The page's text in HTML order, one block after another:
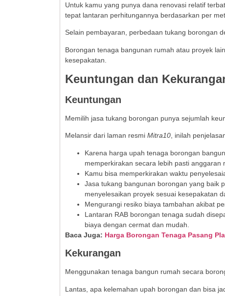
Untuk kamu yang punya dana renovasi relatif
tepat lantaran perhitungannya berdasarkan per
Selain pembayaran, perbedaan tukang borongan
Borongan tenaga bangunan rumah atau proyek
kesepakatan.
Keuntungan dan
Keuntungan
Memilih jasa tukang borongan punya sejumlah
Melansir dari laman resmi Mitra10, inilah
Karena harga upah tenaga borongan
memperkirakan secara lebih pasti anggaran
Kamu bisa memperkirakan waktu
Jasa tukang bangunan borongan yang baik
menyelesaikan proyek sesuai kesepakatan
Mengurangi resiko biaya tambahan akibat
Lantaran RAB borongan tenaga sudah
biaya dengan cermat dan mudah.
Baca Juga: Harga Borongan Tenaga Pasang
Kekurangan
Menggunakan tenaga bangun rumah secara
Lantas, apa kelemahan upah borongan dan bisa